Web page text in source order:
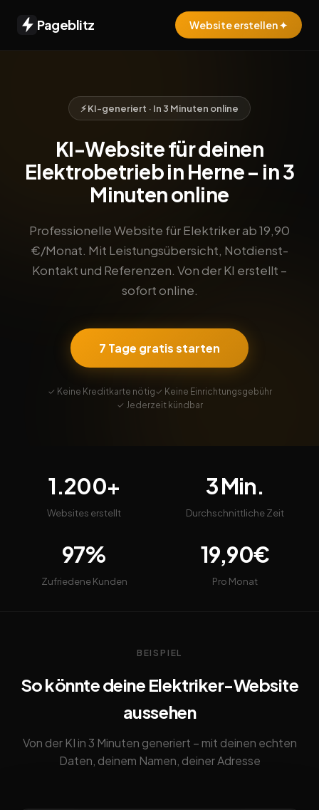
Pageblitz Website erstellen ✦
⚡ KI-generiert · In 3 Minuten online
KI-Website für deinen
Elektrobetrieb in Herne – in 3
Minuten online
Professionelle Website für Elektriker ab 19,90
€/Monat. Mit Leistungsübersicht, Notdienst-
Kontakt und Referenzen. Von der KI erstellt –
sofort online.
7 Tage gratis starten
✓ Keine Kreditkarte nötig✓ Keine Einrichtungsgebühr
✓ Jederzeit kündbar
1.200+
Websites erstellt
3 Min.
Durchschnittliche Zeit
97%
Zufriedene Kunden
19,90€
Pro Monat
BEISPIEL
So könnte deine Elektriker-Website
aussehen
Von der KI in 3 Minuten generiert – mit deinen echten
Daten, deinem Namen, deiner Adresse